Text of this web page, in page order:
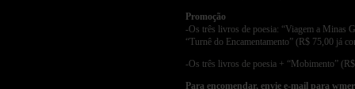
Promoção
-Os três livros de poesia: “Viagem a Minas
“Turnê do Encamentamento” (R$ 75,00 já
-Os três livros de poesia + “Mobimento”
Para encomendar, envie e-mail para